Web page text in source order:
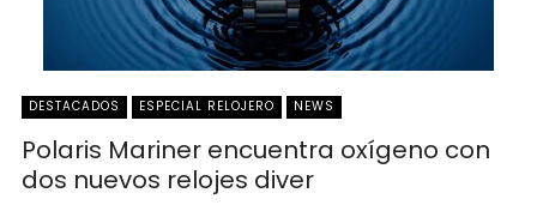
DESTACADOS ESPECIAL RELOJERO NEWS
Polaris Mariner encuentra oxígeno con
dos nuevos relojes diver